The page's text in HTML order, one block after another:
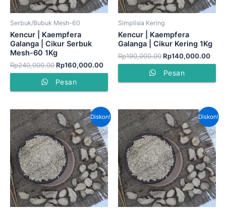
Serbuk/Bubuk Mesh-60
Kencur | Kaempfera
Galanga | Cikur Serbuk
Mesh-60 1Kg
Rp240,000.00Rp160,000.00
Pesan
Simplisia Kering
Kencur | Kaempfera
Galanga | Cikur Kering 1Kg
Rp190,000.00Rp140,000.00
Pesan
Diskon!
Harga
aslinya
adalah:
Rp140,000.00.
Harga
saat
ini
adalah:
Rp115,000.00.
Diskon!
Harga
aslinya
adalah:
Rp120,000.00.
Harga
saat
ini